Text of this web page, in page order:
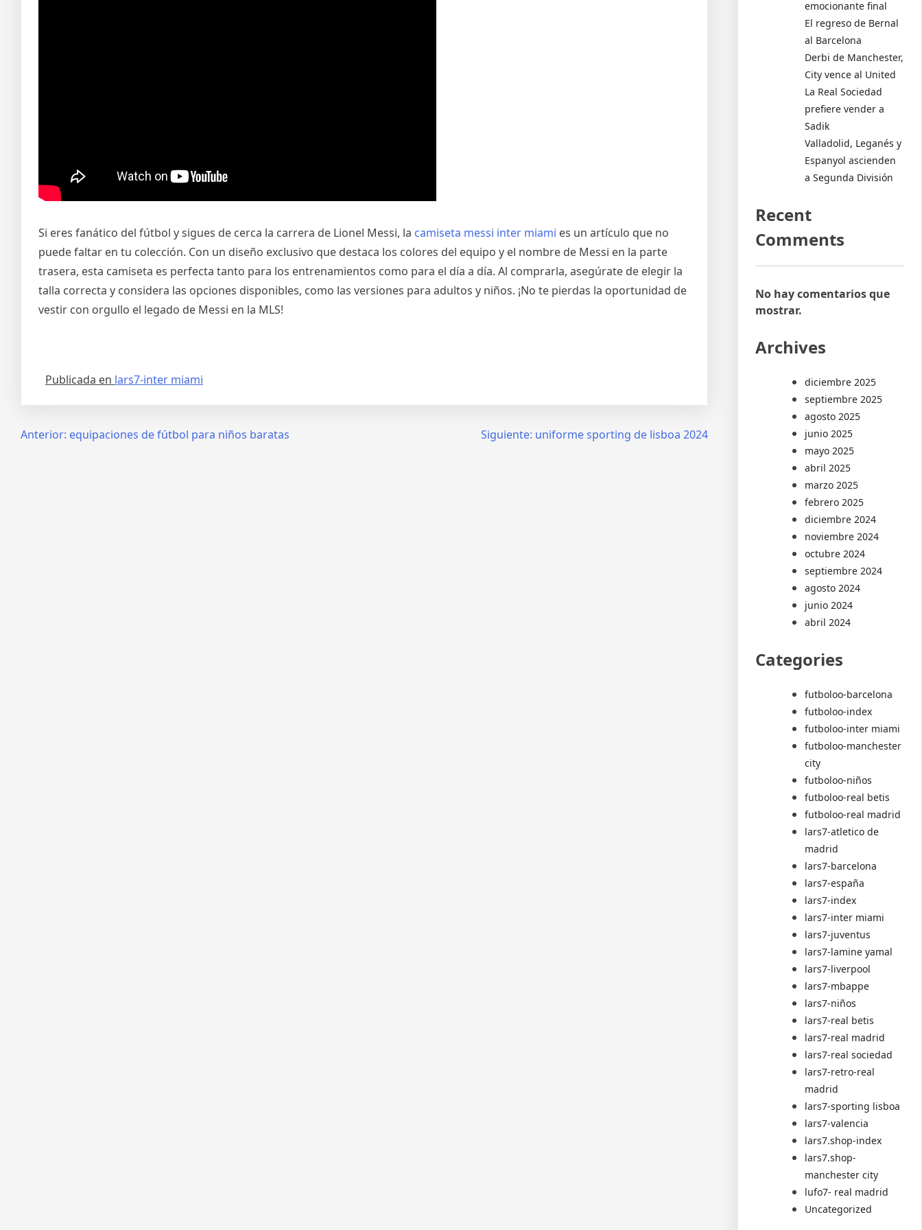
Si eres fanático del fútbol y sigues de cerca la carrera de Lionel Messi, la camiseta messi inter miami es un artículo que no
puede faltar en tu colección. Con un diseño exclusivo que destaca los colores del equipo y el nombre de Messi en la parte
trasera, esta camiseta es perfecta tanto para los entrenamientos como para el día a día. Al comprarla, asegúrate de elegir la
talla correcta y considera las opciones disponibles, como las versiones para adultos y niños. ¡No te pierdas la oportunidad de
vestir con orgullo el legado de Messi en la MLS!
Publicada en lars7-inter miami
Navegación
Anterior: equipaciones de fútbol para niños baratas Siguiente: uniforme sporting de lisboa 2024
emocionante final
El regreso de Bernal
al Barcelona
Derbi de Manchester,
City vence al United
La Real Sociedad
prefiere vender a
Sadik
Valladolid, Leganés y
Espanyol ascienden
a Segunda División
Recent
Comments
No hay comentarios que
mostrar.
Archives
diciembre 2025
septiembre 2025
agosto 2025
junio 2025
mayo 2025
abril 2025
marzo 2025
febrero 2025
diciembre 2024
noviembre 2024
octubre 2024
septiembre 2024
agosto 2024
junio 2024
abril 2024
Categories
futboloo-barcelona
futboloo-index
futboloo-inter miami
futboloo-manchester
city
futboloo-niños
futboloo-real betis
futboloo-real madrid
lars7-atletico de
madrid
lars7-barcelona
lars7-españa
lars7-index
lars7-inter miami
lars7-juventus
lars7-lamine yamal
lars7-liverpool
lars7-mbappe
lars7-niños
lars7-real betis
lars7-real madrid
lars7-real sociedad
lars7-retro-real
madrid
lars7-sporting lisboa
lars7-valencia
lars7.shop-index
lars7.shop-
manchester city
lufo7- real madrid
Uncategorized